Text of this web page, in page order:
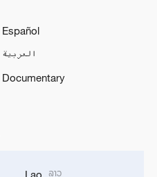
Español
العربية
Documentary
Lao ລາວ